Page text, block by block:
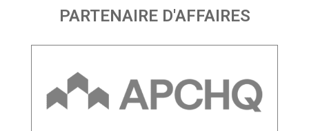
PARTENAIRE D'AFFAIRES